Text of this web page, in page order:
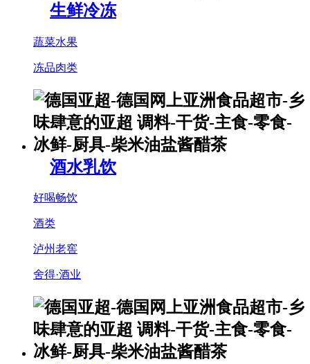
生鲜冷冻
蔬菜水果
冻品肉类
酒水乳饮
好喝畅饮
酒类
泸州老窖
舍得·酒业